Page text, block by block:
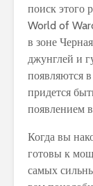
поиск этого
World of
в зоне
джунглей и
появляются
придется
появлением
Когда вы
готовы к
самых